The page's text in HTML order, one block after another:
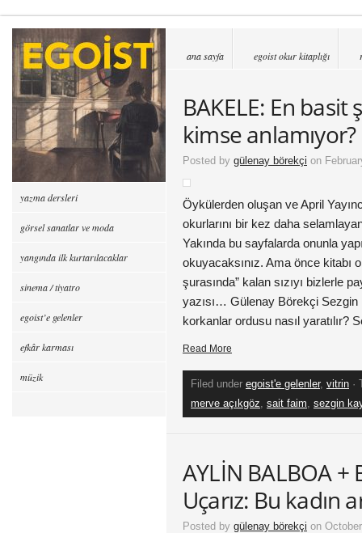
ana sayfa egoist okur kitaplığı
BAKELE: En
kimse anlamıyor?
Posted by gülenay börekçi on
Öykülerden oluşan ve April
okurlarını bir kez daha
Yakında bu sayfalarda onunla
okuyacaksınız. Ama önce kitabı
şurasında” kalan sızıyı bizlerle
yazısı… Gülenay Börekçi Sezgin
korkanlar ordusu nasıl yaratılır?
Read More
Filed under egoist'e gelenler, vitrin ·
merve açıkgöz, sait faim, sezgin
AYLİN BALBOA +
Uçarız: Bu kadın
Posted by gülenay börekçi on
yazma dersleri
görsel sanatlar ve moda
yangında ilk kurtarılacaklar
sinema / tiyatro
egoist’e gelenler
efkâr karması
müzik